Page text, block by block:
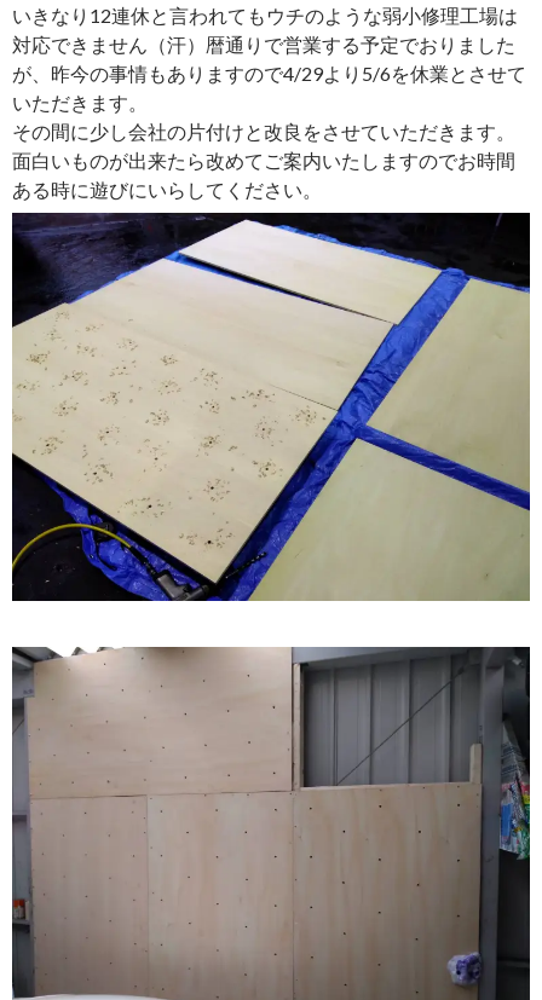
いきなり12連休と言われてもウチのような弱小修理工場は
対応できません（汗）暦通りで営業する予定でおりました
が、昨今の事情もありますので4/29より5/6を休業とさせて
いただきます。
その間に少し会社の片付けと改良をさせていただきます。
面白いものが出来たら改めてご案内いたしますのでお時間
ある時に遊びにいらしてください。